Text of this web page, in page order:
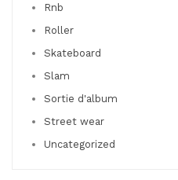
Rnb
Roller
Skateboard
Slam
Sortie d'album
Street wear
Uncategorized